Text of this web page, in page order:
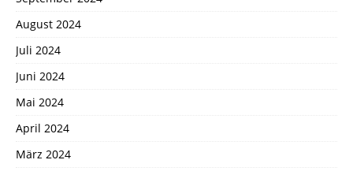
August 2024
Juli 2024
Juni 2024
Mai 2024
April 2024
März 2024